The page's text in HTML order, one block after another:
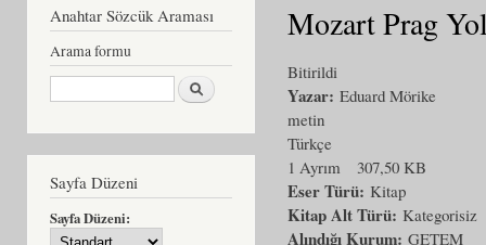
Anahtar Sözcük Araması
Arama formu
Ara
Sayfa Düzeni
Sayfa Düzeni:
Mozart Prag
Bitirildi
Yazar: Eduard Mörike
metin
Türkçe
1 Ayrım
307,50 KB
Eser Türü: Kitap
Kitap Alt Türü: Kategorisiz
Alındığı Kurum: GETEM